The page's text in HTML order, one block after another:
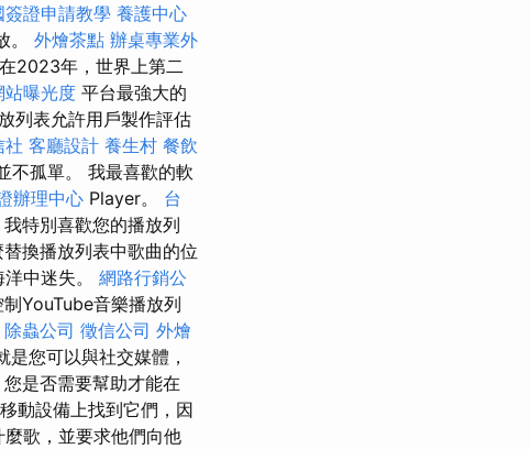
簽證申請教學 養護中心
。 外燴茶點 辦桌專業外
2023年，世界上第二
站曝光度 平台最強大的
列表允許用戶製作評估
社 客廳設計 養生村 餐飲
不孤單。 我最喜歡的軟
辦理中心 Player。 台
特別喜歡您的播放列
換播放列表中歌曲的位
中迷失。 網路行銷公
制YouTube音樂播放列
除蟲公司 徵信公司 外燴
您可以與社交媒體，
您是否需要幫助才能在
動設備上找到它們，因
歌，並要求他們向他